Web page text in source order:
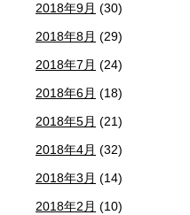
2018年9月 (30)
2018年8月 (29)
2018年7月 (24)
2018年6月 (18)
2018年5月 (21)
2018年4月 (32)
2018年3月 (14)
2018年2月 (10)